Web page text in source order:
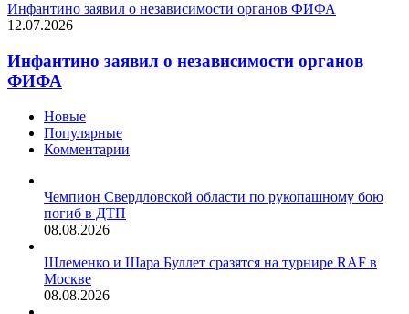
Инфантино заявил о независимости органов ФИФА
12.07.2026
Инфантино заявил о независимости органов
ФИФА
Новые
Популярные
Комментарии
Чемпион Свердловской области по рукопашному бою
погиб в ДТП
08.08.2026
Шлеменко и Шара Буллет сразятся на турнире RAF в
Москве
08.08.2026